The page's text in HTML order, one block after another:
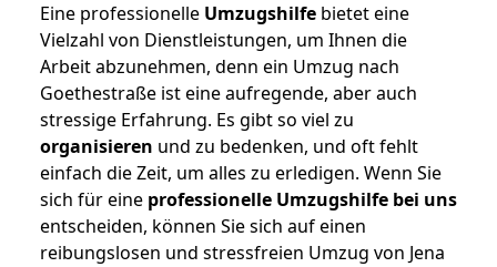
Eine professionelle Umzugshilfe bietet eine
Vielzahl von Dienstleistungen, um Ihnen die
Arbeit abzunehmen, denn ein Umzug nach
Goethestraße ist eine aufregende, aber auch
stressige Erfahrung. Es gibt so viel zu
organisieren und zu bedenken, und oft fehlt
einfach die Zeit, um alles zu erledigen. Wenn Sie
sich für eine professionelle Umzugshilfe bei uns
entscheiden, können Sie sich auf einen
reibungslosen und stressfreien Umzug von Jena